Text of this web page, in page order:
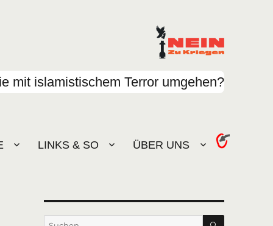
mit islamistischem Terror umgehen?
LINKS & SO ÜBER UNS
Suchen
SUCHEN